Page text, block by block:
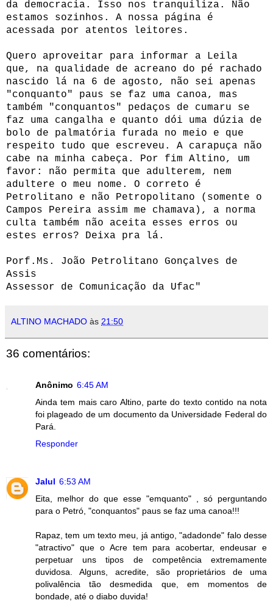
da democracia. Isso nos tranquiliza. Não
estamos sozinhos. A nossa página é
acessada por atentos leitores.
Quero aproveitar para informar a Leila
que, na qualidade de acreano do pé rachado
nascido lá na 6 de agosto, não sei apenas
"conquanto" paus se faz uma canoa, mas
também "conquantos" pedaços de cumaru se
faz uma cangalha e quanto dói uma dúzia de
bolo de palmatória furada no meio e que
respeito tudo que escreveu. A carapuça não
cabe na minha cabeça. Por fim Altino, um
favor: não permita que adulterem, nem
adultere o meu nome. O correto é
Petrolitano e não Petropolitano (somente o
Campos Pereira assim me chamava), a norma
culta também não aceita esses erros ou
estes erros? Deixa pra lá.
Porf.Ms. João Petrolitano Gonçalves de
Assis
Assessor de Comunicação da Ufac"
ALTINO MACHADO às 21:50
36 comentários:
Anônimo 6:45 AM
Ainda tem mais caro Altino, parte do texto contido na nota
foi plageado de um documento da Universidade Federal do
Pará.
Responder
Jalul 6:53 AM
Eita, melhor do que esse "emquanto" , só perguntando
para o Petró, "conquantos" paus se faz uma canoa!!!
Rapaz, tem um texto meu, já antigo, "adadonde" falo desse
"atractivo" que o Acre tem para acobertar, endeusar e
perpetuar uns tipos de competência extremamente
duvidosa. Alguns, acredite, são proprietários de uma
polivalência tão desmedida que, em momentos de
bondade, até o diabo duvida!